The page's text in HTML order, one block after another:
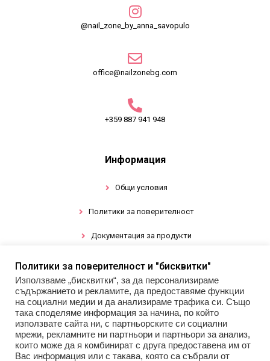
@nail_zone_by_anna_savopulo
office@nailzonebg.com
+359 887 941 948
Информация
Общи условия
Политики за поверителност
Документация за продукти
Промоции
Гел лак
Инструменти
Декорации за нокти
Политики за поверителност и "бисквитки"
Използваме „бисквитки“, за да персонализираме
съдържанието и рекламите, да предоставяме функции
на социални медии и да анализираме трафика си. Също
така споделяме информация за начина, по който
използвате сайта ни, с партньорските си социални
мрежи, рекламните ни партньори и партньори за анализ,
които може да я комбинират с друга предоставена им от
Вас информация или с такава, която са събрали от